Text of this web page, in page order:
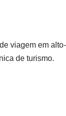
viagem em
de turismo.